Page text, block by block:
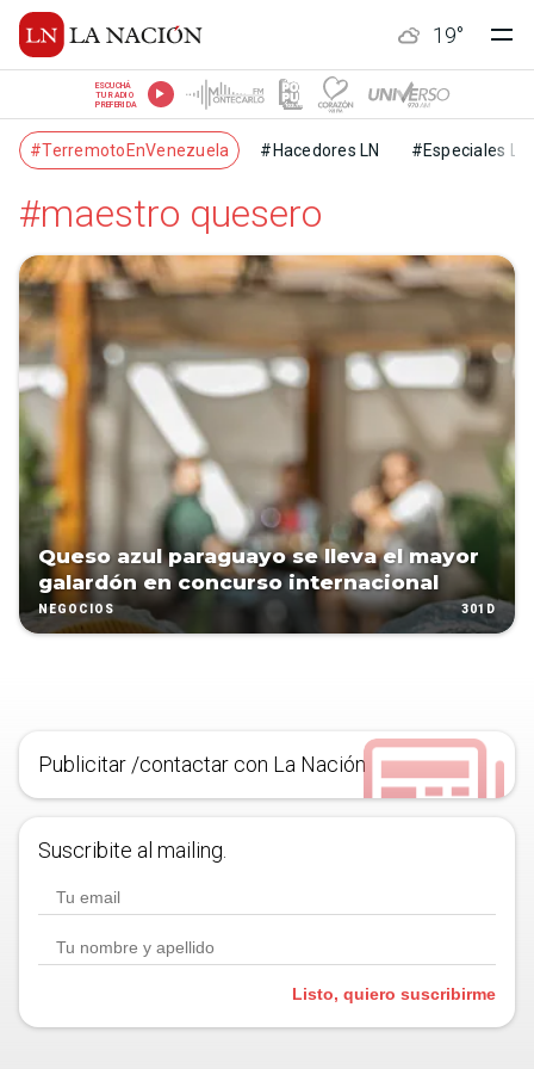
19°
ESCUCHÁ
TU RADIO
PREFERIDA
#TerremotoEnVenezuela #Hacedores LN #Especiales LN
#maestro quesero
Queso azul paraguayo se lleva el mayor
galardón en concurso internacional
NEGOCIOS 301D
Publicitar /contactar con La Nación
Suscribite al mailing.
Listo, quiero suscribirme